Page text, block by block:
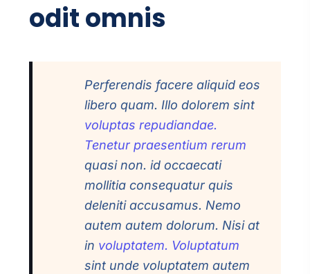
odit omnis
Perferendis facere aliquid eos
libero quam. Illo dolorem sint
voluptas repudiandae.
Tenetur praesentium rerum
quasi non. id occaecati
mollitia consequatur quis
deleniti accusamus. Nemo
autem autem dolorum. Nisi at
in voluptatem. Voluptatum
sint unde voluptatem autem